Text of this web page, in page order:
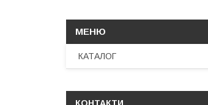
КАТАЛОГ